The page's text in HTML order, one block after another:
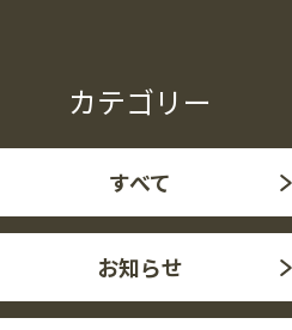
カテゴリー
すべて
お知らせ